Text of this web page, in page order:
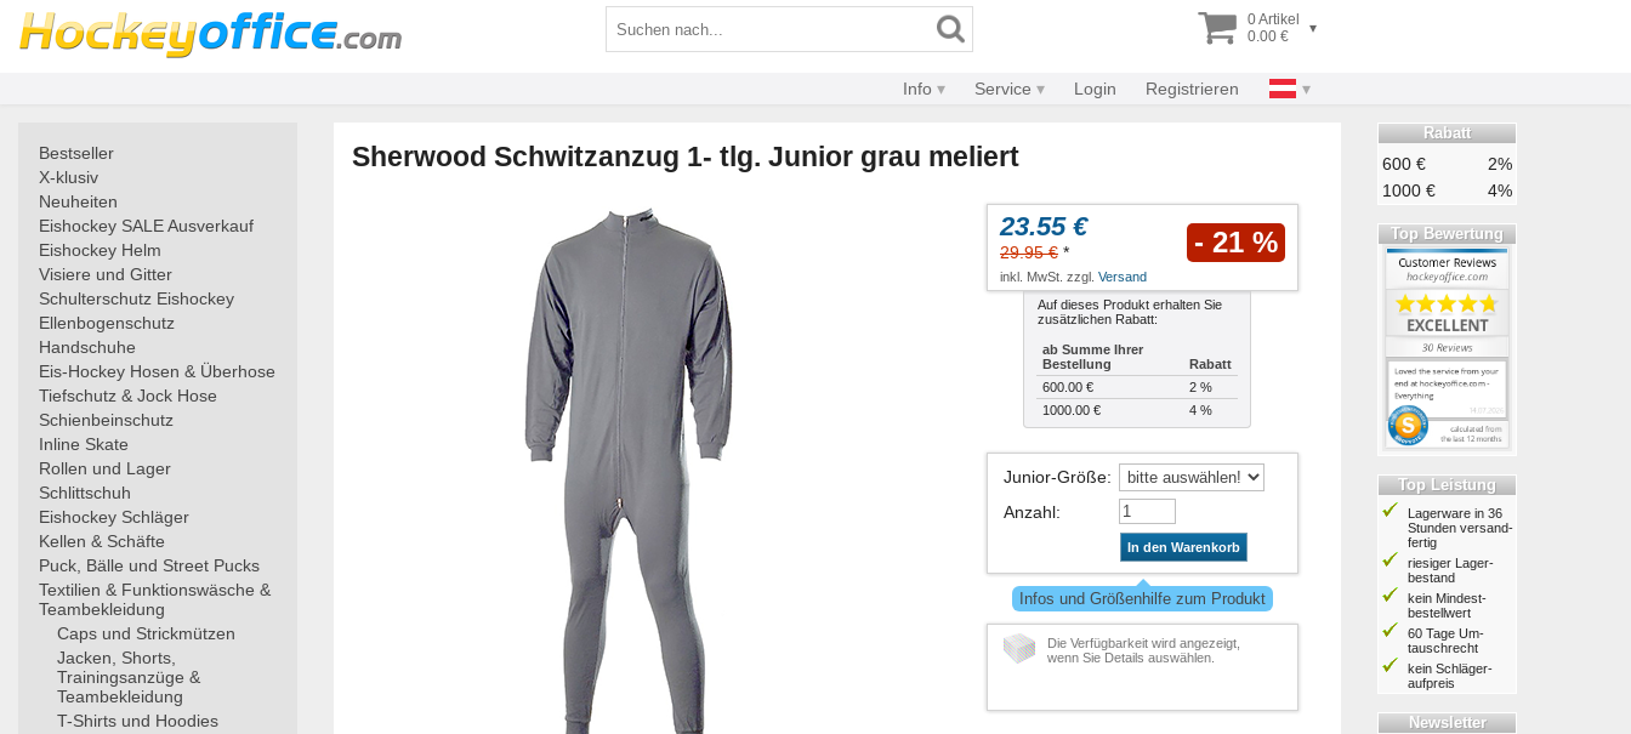
0 Artikel
0.00 €
▾
Info Service Login Registrieren
Bestseller
X-klusiv
Neuheiten
Eishockey SALE Ausverkauf
Eishockey Helm
Visiere und Gitter
Schulterschutz Eishockey
Ellenbogenschutz
Handschuhe
Eis-Hockey Hosen & Überhose
Tiefschutz & Jock Hose
Schienbeinschutz
Inline Skate
Rollen und Lager
Schlittschuh
Eishockey Schläger
Kellen & Schäfte
Puck, Bälle und Street Pucks
Textilien & Funktionswäsche &
Teambekleidung
Caps und Strickmützen
Jacken, Shorts,
Trainingsanzüge &
Teambekleidung
T-Shirts und Hoodies
Sherwood Schwitzanzug 1- tlg. Junior grau meliert
23.55 €
29.95 € * - 21 %
inkl. MwSt. zzgl. Versand
Auf dieses Produkt erhalten Sie
zusätzlichen Rabatt:
ab Summe Ihrer
Bestellung
Rabatt
600.00 €
2 %
1000.00 €
4 %
Junior-Größe:
Anzahl:
In den Warenkorb
Infos und Größenhilfe zum Produkt
Die Verfügbarkeit wird angezeigt,
wenn Sie Details auswählen.
Rabatt
600 €
2%
1000 €
4%
Top Bewertung
Top Leistung
Lagerware in 36
Stunden ver­sand­
fertig
riesiger Lager­
bestand
kein Mindest­
bestell­wert
60 Tage Um­
tausch­recht
kein Schläger­
aufpreis
Newsletter